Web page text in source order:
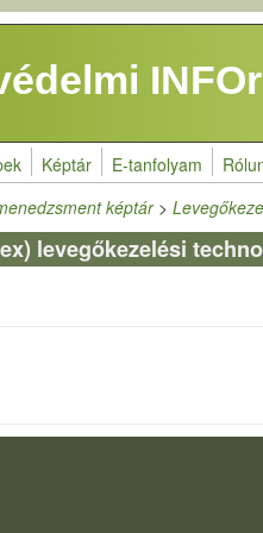
Képtár E-tanfolyam
képtár>
levegőkezelési